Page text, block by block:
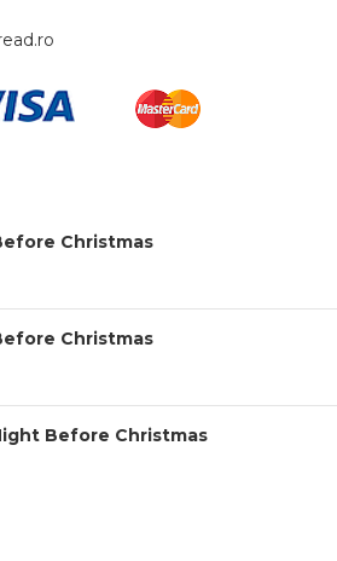
Christmas
Christmas
Before Christmas